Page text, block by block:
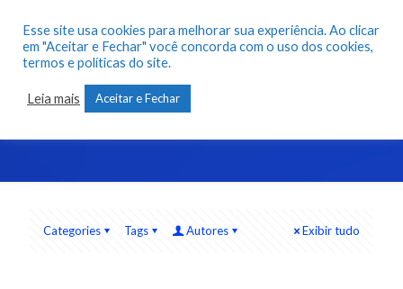
Adm
Categories Tags Autores Exibir tudo
Esse site usa cookies para melhorar sua experiência. Ao clicar
em "Aceitar e Fechar" você concorda com o uso dos cookies,
termos e políticas do site.
Leia mais Aceitar e Fechar